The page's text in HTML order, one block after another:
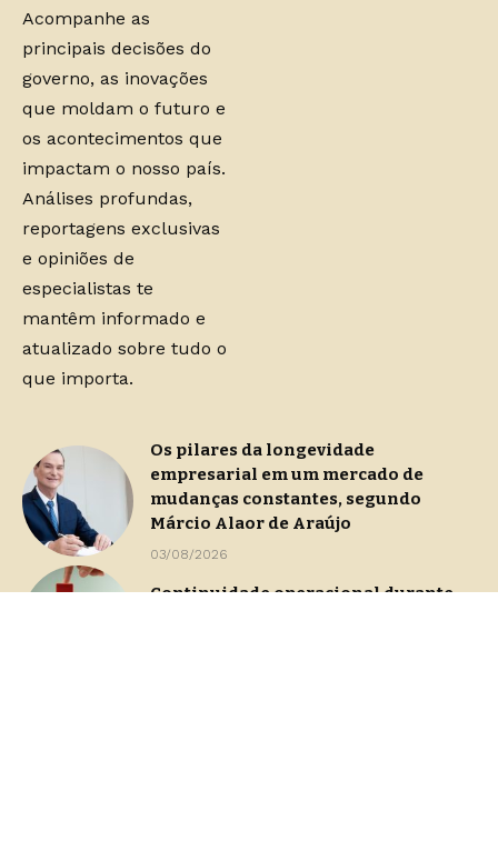
Acompanhe as
principais decisões do
governo, as inovações
que moldam o futuro e
os acontecimentos que
impactam o nosso país.
Análises profundas,
reportagens exclusivas
e opiniões de
especialistas te
mantêm informado e
atualizado sobre tudo o
que importa.
Os pilares da longevidade
empresarial em um mercado de
mudanças constantes, segundo
Márcio Alaor de Araújo
03/08/2026
Continuidade operacional durante